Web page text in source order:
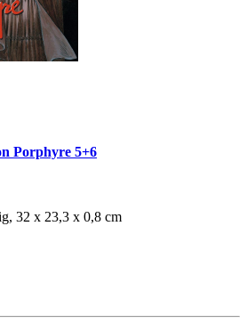
Porphyre 5+6
32 x 23,3 x 0,8 cm